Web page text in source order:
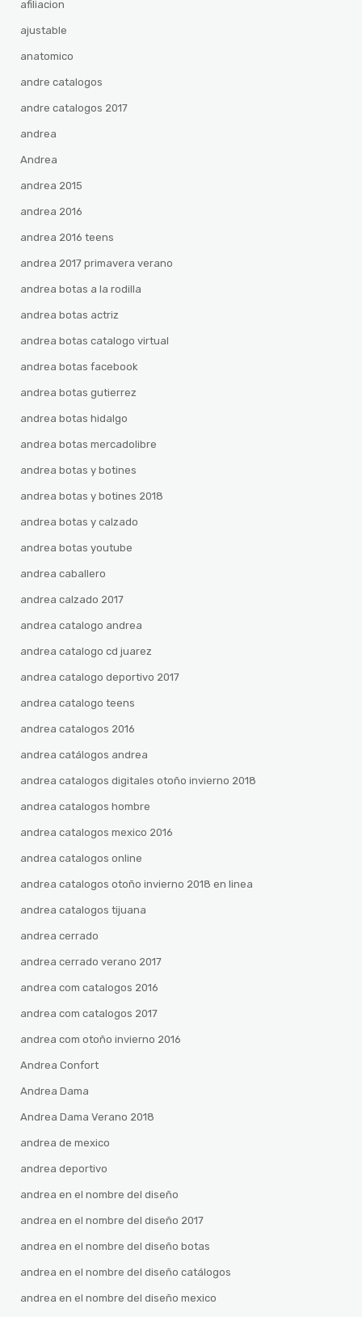
afiliacion
ajustable
anatomico
andre catalogos
andre catalogos 2017
andrea
Andrea
andrea 2015
andrea 2016
andrea 2016 teens
andrea 2017 primavera verano
andrea botas a la rodilla
andrea botas actriz
andrea botas catalogo virtual
andrea botas facebook
andrea botas gutierrez
andrea botas hidalgo
andrea botas mercadolibre
andrea botas y botines
andrea botas y botines 2018
andrea botas y calzado
andrea botas youtube
andrea caballero
andrea calzado 2017
andrea catalogo andrea
andrea catalogo cd juarez
andrea catalogo deportivo 2017
andrea catalogo teens
andrea catalogos 2016
andrea catálogos andrea
andrea catalogos digitales otoño invierno 2018
andrea catalogos hombre
andrea catalogos mexico 2016
andrea catalogos online
andrea catalogos otoño invierno 2018 en linea
andrea catalogos tijuana
andrea cerrado
andrea cerrado verano 2017
andrea com catalogos 2016
andrea com catalogos 2017
andrea com otoño invierno 2016
Andrea Confort
Andrea Dama
Andrea Dama Verano 2018
andrea de mexico
andrea deportivo
andrea en el nombre del diseño
andrea en el nombre del diseño 2017
andrea en el nombre del diseño botas
andrea en el nombre del diseño catálogos
andrea en el nombre del diseño mexico